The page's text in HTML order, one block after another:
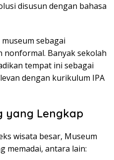
disusun dengan bahasa
sebagai
Banyak sekolah
tempat ini sebagai
dengan kurikulum IPA
yang Lengkap
wisata besar, Museum
memadai, antara lain: